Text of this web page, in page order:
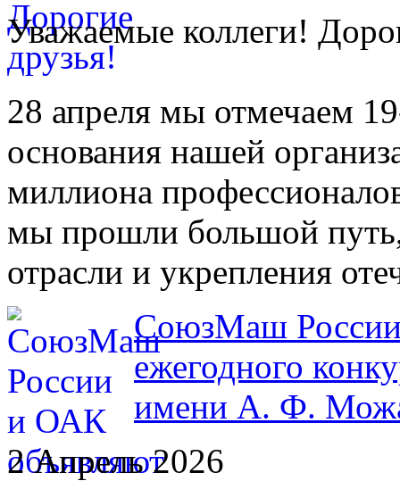
Уважаемые коллеги!
28 апреля мы отмечаем
основания нашей
миллиона
мы прошли большой путь,
отрасли и укрепления
СоюзМаш России
ежегодного
имени А. Ф.
2 Апрель 2026